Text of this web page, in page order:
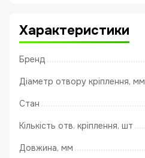
Характеристики
Бренд
Діаметр отвору кріплення, мм
Стан
Кількість отв. кріплення, шт
Довжина, мм